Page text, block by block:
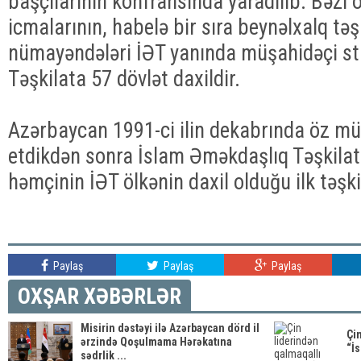
icmalarının, habelə bir sıra beynəlxalq
nümayəndələri İƏT yanında müşahidəçi
Təşkilata 57 dövlət daxildir.
Azərbaycan 1991-ci ilin dekabrında öz
etdikdən sonra İslam Əməkdaşlıq
həmçinin İƏT ölkənin daxil olduğu ilk
Paylaş Paylaş Paylaş
OXŞAR XƏBƏRLƏR
Misirin dəstəyi ilə Azərbaycan dörd il
ərzində Qoşulmama Hərəkatına
sədrlik ...